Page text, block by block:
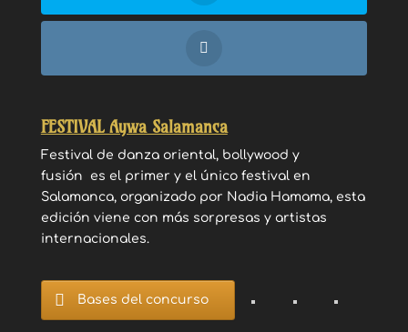
FESTIVAL Aywa Salamanca
Festival de danza oriental, bollywood y
fusión es el primer y el único festival en
Salamanca, organizado por Nadia Hamama, esta
edición viene con más sorpresas y artistas
internacionales.
Bases del concurso